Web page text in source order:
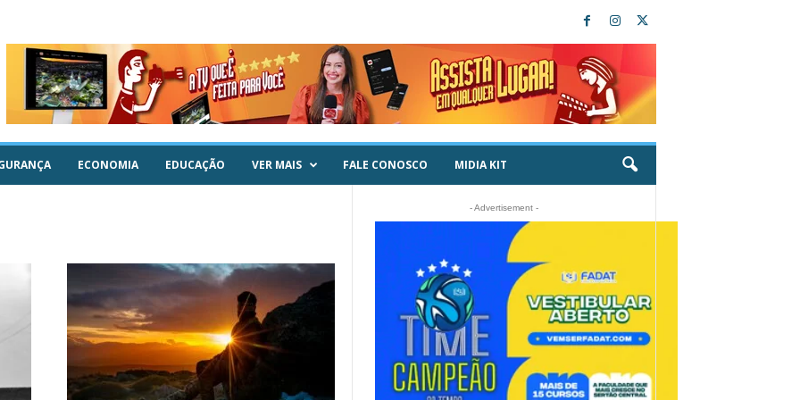
ECONOMIA EDUCAÇÃO VER MAIS FALE CONOSCO MIDIA KIT
- Advertisement -